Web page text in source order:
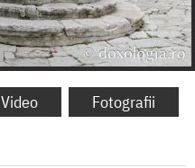
Video Fotografii